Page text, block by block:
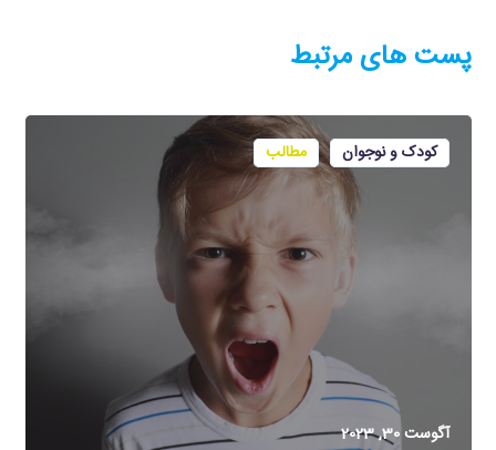
پست های مرتبط
کودک و نوجوان مطالب
آگوست 30, 2023